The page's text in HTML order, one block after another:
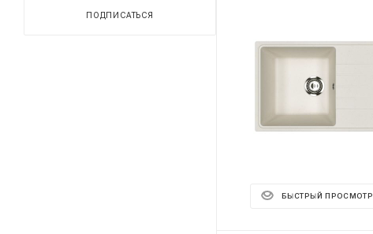
БЫСТРЫЙ ПРОСМОТР
ПОДПИСАТЬСЯ